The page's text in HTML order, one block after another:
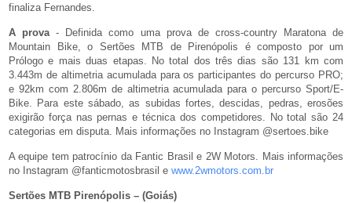
finaliza Fernandes.
A prova - Definida como uma prova de cross-country Maratona de
Mountain Bike, o Sertões MTB de Pirenópolis é composto por um
Prólogo e mais duas etapas. No total dos três dias são 131 km com
3.443m de altimetria acumulada para os participantes do percurso PRO;
e 92km com 2.806m de altimetria acumulada para o percurso Sport/E-
Bike. Para este sábado, as subidas fortes, descidas, pedras, erosões
exigirão força nas pernas e técnica dos competidores. No total são 24
categorias em disputa. Mais informações no Instagram @sertoes.bike
A equipe tem patrocínio da Fantic Brasil e 2W Motors. Mais informações
no Instagram @fanticmotosbrasil e www.2wmotors.com.br
Sertões MTB Pirenópolis – (Goiás)